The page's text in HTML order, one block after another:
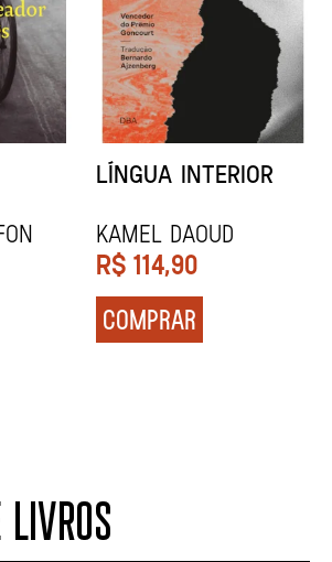
UCRÂNIA
Andrei Kurkov
R$ 139,90
COMPRAR